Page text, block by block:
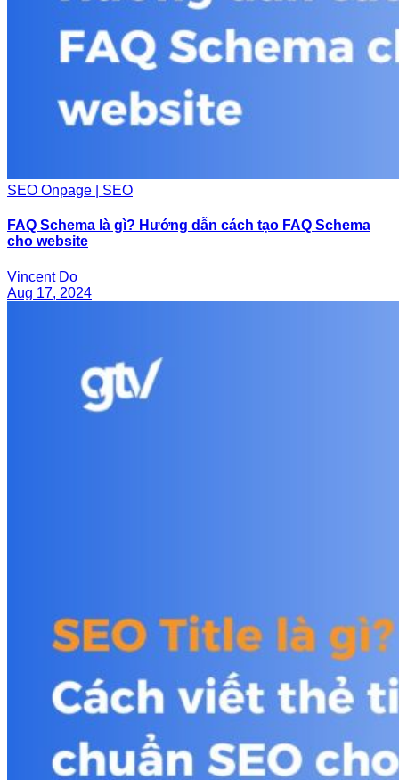
SEO Onpage | SEO
FAQ Schema là gì? Hướng dẫn cách tạo FAQ Schema
cho website
Vincent Do
Aug 17, 2024